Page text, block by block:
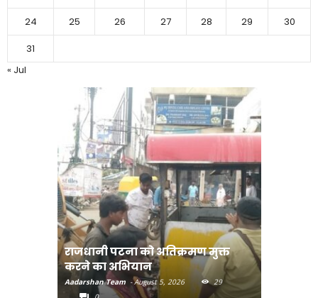
24
25 26 27 28 29
30
31
« Jul
राजधानी पटना को अतिक्रमण मुक्त
करने का अभियान
Aadarshan Team - August 5, 2026
29